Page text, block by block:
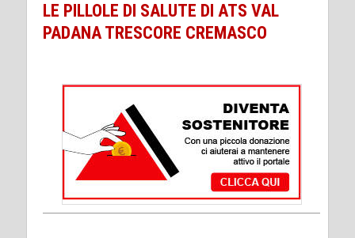
LE PILLOLE DI SALUTE DI ATS VAL
PADANA TRESCORE CREMASCO